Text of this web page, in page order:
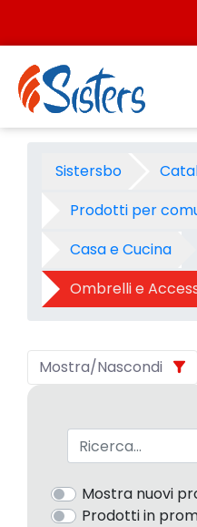
Ombrelli e
Sistersbo
Prodotti per
Casa e Cucina
Ombrelli e
Mostra/Nascondi
Barra di
Mostra nuovi
Prodotti in